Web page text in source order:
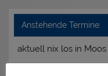
Anstehende Termine:
aktuell nix los in Moos